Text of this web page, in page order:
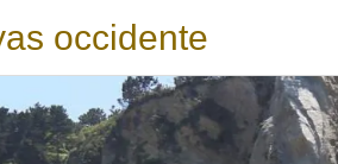
occidente